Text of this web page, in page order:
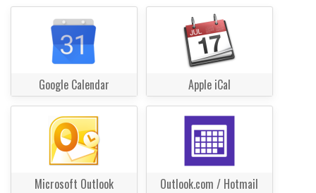
Google Calendar Apple iCal
Microsoft Outlook Outlook.com / Hotmail